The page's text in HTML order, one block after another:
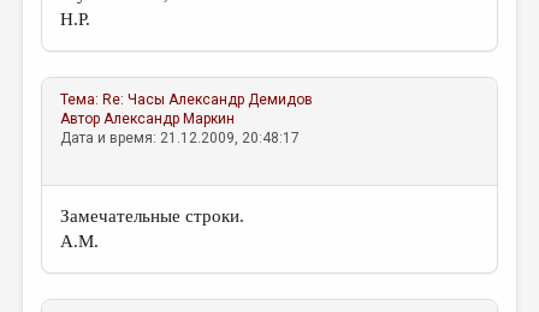
Н.Р.
Тема: Re: Часы Александр Демидов
АвторАлександр Маркин
Дата и время: 21.12.2009, 20:48:17
Замечательные строки.
А.М.